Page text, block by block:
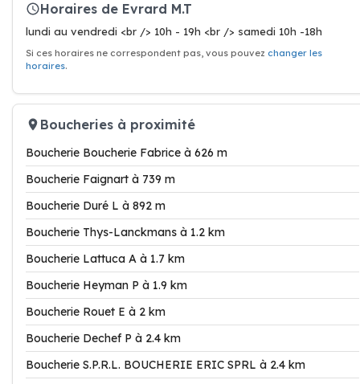
Horaires de Evrard M.T
lundi au vendredi <br /> 10h - 19h <br /> samedi 10h -18h
Si ces horaires ne correspondent pas, vous pouvez changer les
horaires.
Boucheries à proximité
Boucherie Boucherie Fabrice à 626 m
Boucherie Faignart à 739 m
Boucherie Duré L à 892 m
Boucherie Thys-Lanckmans à 1.2 km
Boucherie Lattuca A à 1.7 km
Boucherie Heyman P à 1.9 km
Boucherie Rouet E à 2 km
Boucherie Dechef P à 2.4 km
Boucherie S.P.R.L. BOUCHERIE ERIC SPRL à 2.4 km